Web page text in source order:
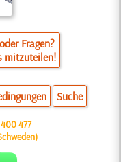
Fragen?
mitzuteilen!
Suche
477